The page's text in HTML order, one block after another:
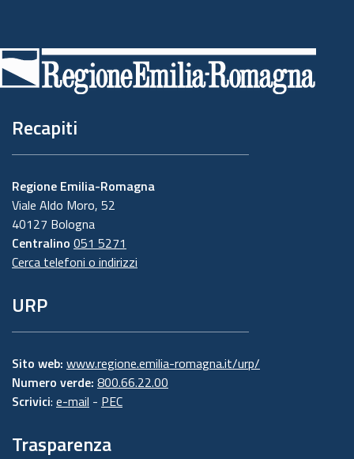
di
pagina
Recapiti
Regione Emilia-Romagna
Viale Aldo Moro, 52
40127 Bologna
Centralino 051 5271
Cerca telefoni o indirizzi
URP
Sito web: www.regione.emilia-romagna.it/urp/
Numero verde: 800.66.22.00
Scrivici: e-mail - PEC
Trasparenza